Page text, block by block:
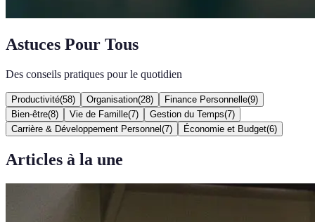
Astuces Pour Tous
Des conseils pratiques pour le quotidien
Productivité(58) Organisation(28) Finance Personnelle(9)
Bien-être(8) Vie de Famille(7) Gestion du Temps(7)
Carrière & Développement Personnel (7) Économie et Budget(6)
Articles à la une